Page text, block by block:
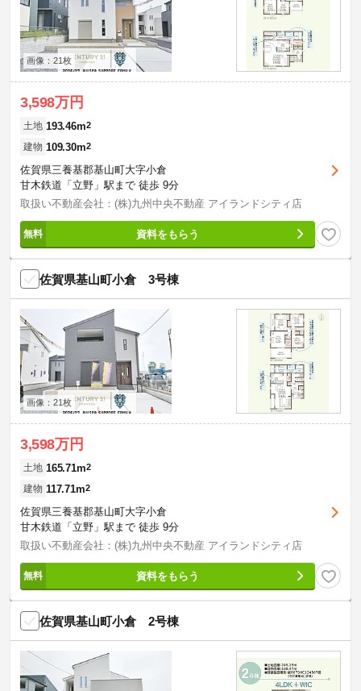
画像：21枚
3,598万円
土地 193.46m2
建物 109.30m2
佐賀県三養基郡基山町大字小倉
甘木鉄道「立野」駅まで 徒歩 9分
取扱い不動産会社：(株)九州中央不動産 アイランドシティ店
資料をもらう
佐賀県基山町小倉 3号棟
画像：21枚
3,598万円
土地 165.71m2
建物 117.71m2
佐賀県三養基郡基山町大字小倉
甘木鉄道「立野」駅まで 徒歩 9分
取扱い不動産会社：(株)九州中央不動産 アイランドシティ店
資料をもらう
佐賀県基山町小倉 2号棟